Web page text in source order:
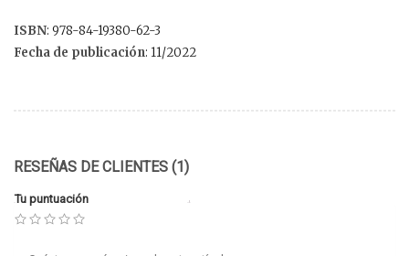
ISBN: 978-84-19380-62-3
Fecha de publicación: 11/2022
RESEÑAS DE CLIENTES (1)
Tu puntuación